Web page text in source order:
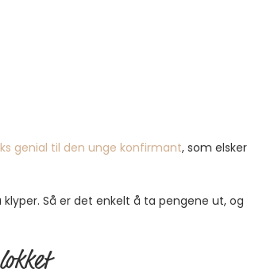
genial til den unge konfirmant, som elsker
Så er det enkelt å ta pengene ut, og